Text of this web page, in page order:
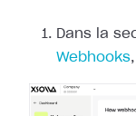
Dans la
Webhooks